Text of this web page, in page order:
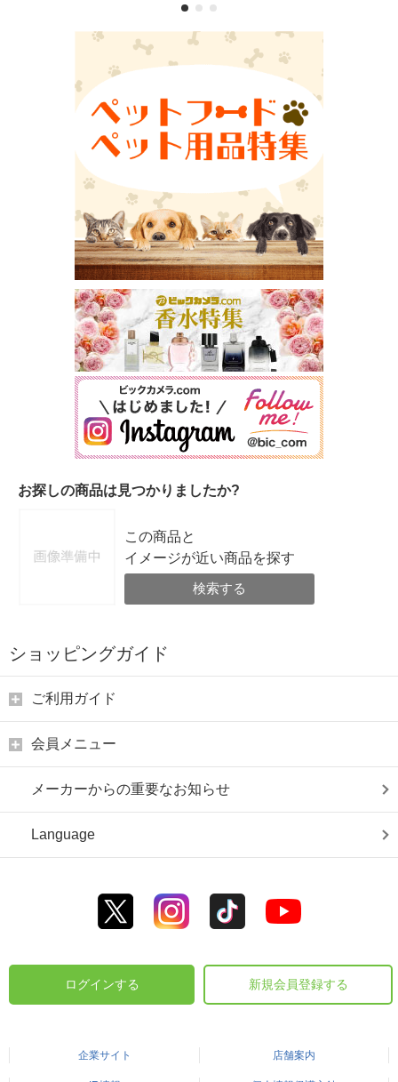
お探しの商品は見つかりましたか?
この商品と
イメージが近い商品を探す
検索する
ショッピングガイド
ご利用ガイド
会員メニュー
メーカーからの重要なお知らせ
Language
ログインする 新規会員登録する
企業サイト 店舗案内